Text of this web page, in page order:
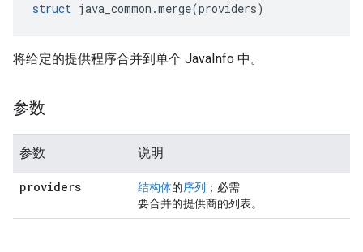
struct java_common.merge(providers)
将给定的提供程序合并到单个 JavaInfo 中。
参数
参数 说明
providers 结构体的序列 ；必需
要合并的提供商的列表。